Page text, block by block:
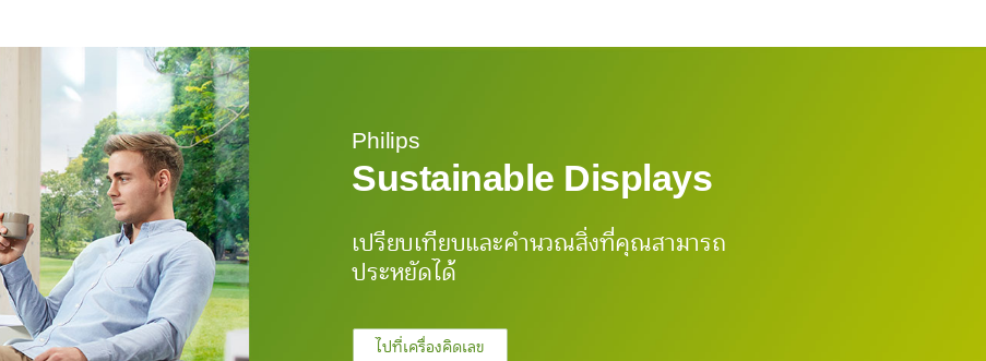
Philips
Sustainable Displays
เปรียบเทียบและคำนวณสิ่งที่คุณสามารถ
ประหยัดได้
ไปที่เครื่องคิดเลข